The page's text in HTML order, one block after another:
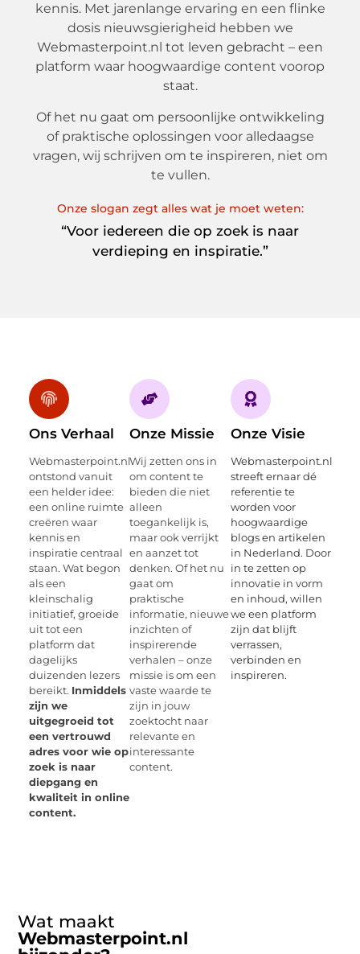
kennis. Met jarenlange ervaring en een flinke
dosis nieuwsgierigheid hebben we
Webmasterpoint.nl tot leven gebracht – een
platform waar hoogwaardige content voorop
staat.
Of het nu gaat om persoonlijke ontwikkeling
of praktische oplossingen voor alledaagse
vragen, wij schrijven om te inspireren, niet om
te vullen.
Onze slogan zegt alles wat je moet weten:
“Voor iedereen die op zoek is naar
verdieping en inspiratie.”
Ons Verhaal
Webmasterpoint.nl
ontstond vanuit
een helder idee:
een online ruimte
creëren waar
kennis en
inspiratie centraal
staan. Wat begon
als een
kleinschalig
initiatief, groeide
uit tot een
platform dat
dagelijks
duizenden lezers
bereikt. Inmiddels
zijn we
uitgegroeid tot
een vertrouwd
adres voor wie op
zoek is naar
diepgang en
kwaliteit in online
content.
Onze Missie
Wij zetten ons in
om content te
bieden die niet
alleen
toegankelijk is,
maar ook verrijkt
en aanzet tot
denken. Of het nu
gaat om
praktische
informatie, nieuwe
inzichten of
inspirerende
verhalen – onze
missie is om een
vaste waarde te
zijn in jouw
zoektocht naar
relevante en
interessante
content.
Onze Visie
Webmasterpoint.nl
streeft ernaar dé
referentie te
worden voor
hoogwaardige
blogs en artikelen
in Nederland. Door
in te zetten op
innovatie in vorm
en inhoud, willen
we een platform
zijn dat blijft
verrassen,
verbinden en
inspireren.
Wat maakt
Webmasterpoint.nl